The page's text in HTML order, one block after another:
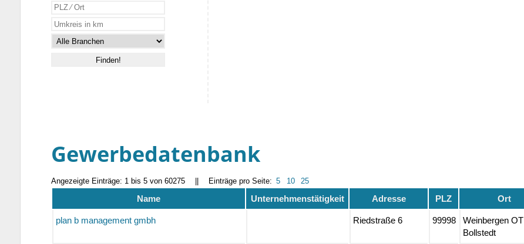
Gewerbedatenbank
Angezeigte Einträge: 1 bis 5 von 60275 Einträge pro Seite: 5 10 25
Name Unternehmenstätigkeit Adresse PLZ Ort
plan b management gmbh Riedstraße 6 99998
Weinbergen OT
Bollstedt